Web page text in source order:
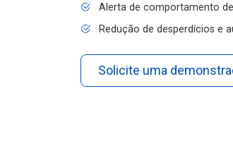
Alerta de comportamento
Redução de desperdícios e
Solicite uma